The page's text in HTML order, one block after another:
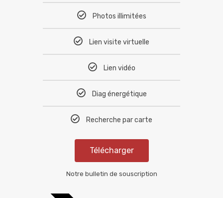
Photos illimitées
Lien visite virtuelle
Lien vidéo
Diag énergétique
Recherche par carte
Télécharger
Notre bulletin de souscription